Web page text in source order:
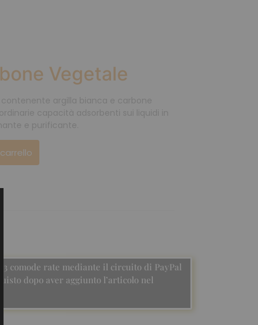
Vegetale
3 comode rate mediante il circuito di PayPal
dopo aver aggiunto l’articolo nel